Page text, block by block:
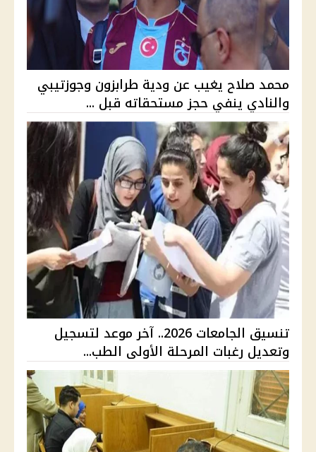
محمد صلاح يغيب عن ودية طرابزون وجوزتيبي
والنادي ينفي حجز مستحقاته قبل ...
تنسيق الجامعات 2026.. آخر موعد لتسجيل
وتعديل رغبات المرحلة الأولى الطب...